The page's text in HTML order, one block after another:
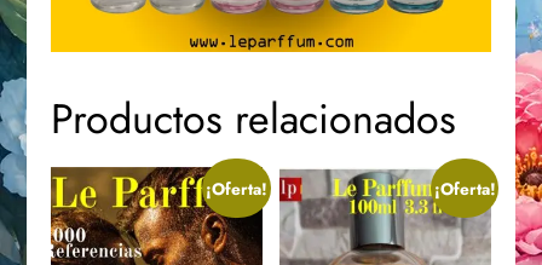
Productos relacionados
¡Oferta! ¡Oferta!